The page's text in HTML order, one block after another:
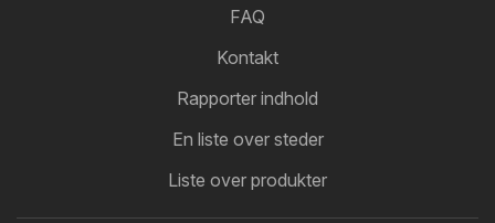
FAQ
Kontakt
Rapporter indhold
En liste over steder
Liste over produkter